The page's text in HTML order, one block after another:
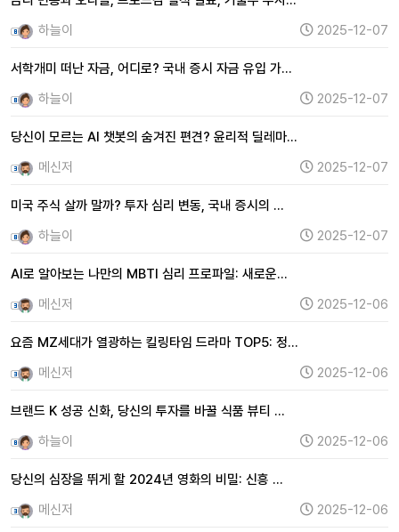
하늘이
2025-12-07
서학개미 떠난 자금, 어디로? 국내 증시 자금 유입 가…
하늘이
2025-12-07
당신이 모르는 AI 챗봇의 숨겨진 편견? 윤리적 딜레마…
메신저
2025-12-07
미국 주식 살까 말까? 투자 심리 변동, 국내 증시의 …
하늘이
2025-12-07
AI로 알아보는 나만의 MBTI 심리 프로파일: 새로운…
메신저
2025-12-06
요즘 MZ세대가 열광하는 킬링타임 드라마 TOP5: 정…
메신저
2025-12-06
브랜드 K 성공 신화, 당신의 투자를 바꿀 식품 뷰티 …
하늘이
2025-12-06
당신의 심장을 뛰게 할 2024년 영화의 비밀: 신흥 …
메신저
2025-12-06